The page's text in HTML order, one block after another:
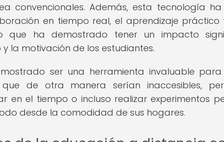
convencionales. Además, esta tecnología
en tiempo real, el aprendizaje práctico
que ha demostrado tener un impacto
la motivación de los estudiantes.
ser una herramienta invaluable
que de otra manera serían inaccesibles,
en el tiempo o incluso realizar experimentos
desde la comodidad de sus hogares.